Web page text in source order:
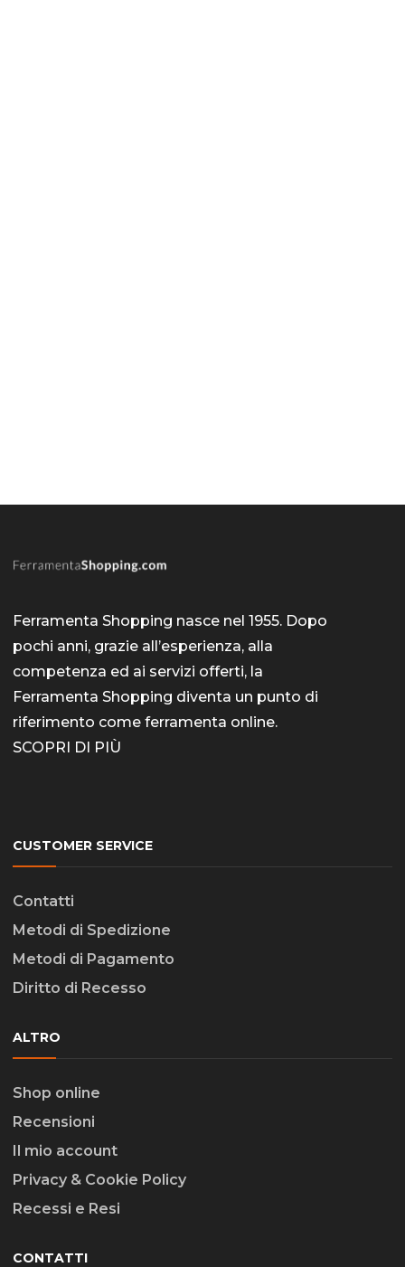
Ferramenta Shopping nasce nel 1955. Dopo
pochi anni, grazie all’esperienza, alla
competenza ed ai servizi offerti, la
Ferramenta Shopping diventa un punto di
riferimento come ferramenta online.
SCOPRI DI PIÙ
CUSTOMER SERVICE
Contatti
Metodi di Spedizione
Metodi di Pagamento
Diritto di Recesso
ALTRO
Shop online
Recensioni
Il mio account
Privacy & Cookie Policy
Recessi e Resi
CONTATTI